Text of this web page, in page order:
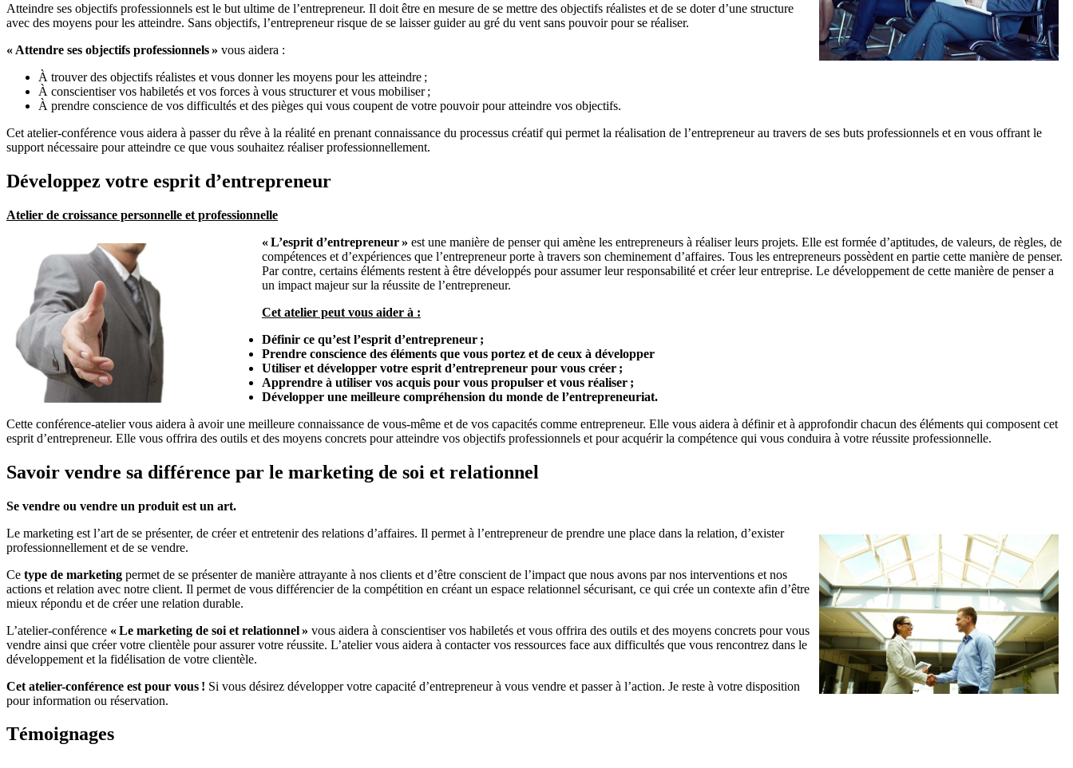
Atteindre ses objectifs professionnels est le but ultime de l’entrepreneur. Il doit être en mesure de se mettre des objectifs réalistes et de se doter d’une structure
avec des moyens pour les atteindre. Sans objectifs, l’entrepreneur risque de se laisser guider au gré du vent sans pouvoir pour se réaliser.
« Attendre ses objectifs professionnels » vous aidera :
À trouver des objectifs réalistes et vous donner les moyens pour les atteindre ;
À conscientiser vos habiletés et vos forces à vous structurer et vous mobiliser ;
À prendre conscience de vos difficultés et des pièges qui vous coupent de votre pouvoir pour atteindre vos objectifs.
Cet atelier-conférence vous aidera à passer du rêve à la réalité en prenant connaissance du processus créatif qui permet la réalisation de l’entrepreneur au travers de ses buts professionnels et en vous offrant le
support nécessaire pour atteindre ce que vous souhaitez réaliser professionnellement.
Développez votre esprit d’entrepreneur
Atelier de croissance personnelle et professionnelle
« L’esprit d’entrepreneur » est une manière de penser qui amène les entrepreneurs à réaliser leurs projets. Elle est formée d’aptitudes, de valeurs, de règles, de
compétences et d’expériences que l’entrepreneur porte à travers son cheminement d’affaires. Tous les entrepreneurs possèdent en partie cette manière de penser.
Par contre, certains éléments restent à être développés pour assumer leur responsabilité et créer leur entreprise. Le développement de cette manière de penser a
un impact majeur sur la réussite de l’entrepreneur.
Cet atelier peut vous aider à :
Définir ce qu’est l’esprit d’entrepreneur ;
Prendre conscience des éléments que vous portez et de ceux à développer
Utiliser et développer votre esprit d’entrepreneur pour vous créer ;
Apprendre à utiliser vos acquis pour vous propulser et vous réaliser ;
Développer une meilleure compréhension du monde de l’entrepreneuriat.
Cette conférence-atelier vous aidera à avoir une meilleure connaissance de vous-même et de vos capacités comme entrepreneur. Elle vous aidera à définir et à approfondir chacun des éléments qui composent cet
esprit d’entrepreneur. Elle vous offrira des outils et des moyens concrets pour atteindre vos objectifs professionnels et pour acquérir la compétence qui vous conduira à votre réussite professionnelle.
Savoir vendre sa différence par le marketing de soi et relationnel
Se vendre ou vendre un produit est un art.
Le marketing est l’art de se présenter, de créer et entretenir des relations d’affaires. Il permet à l’entrepreneur de prendre une place dans la relation, d’exister
professionnellement et de se vendre.
Ce type de marketing permet de se présenter de manière attrayante à nos clients et d’être conscient de l’impact que nous avons par nos interventions et nos
actions et relation avec notre client. Il permet de vous différencier de la compétition en créant un espace relationnel sécurisant, ce qui crée un contexte afin d’être
mieux répondu et de créer une relation durable.
L’atelier-conférence « Le marketing de soi et relationnel » vous aidera à conscientiser vos habiletés et vous offrira des outils et des moyens concrets pour vous
vendre ainsi que créer votre clientèle pour assurer votre réussite. L’atelier vous aidera à contacter vos ressources face aux difficultés que vous rencontrez dans le
développement et la fidélisation de votre clientèle.
Cet atelier-conférence est pour vous ! Si vous désirez développer votre capacité d’entrepreneur à vous vendre et passer à l’action. Je reste à votre disposition
pour information ou réservation.
Témoignages